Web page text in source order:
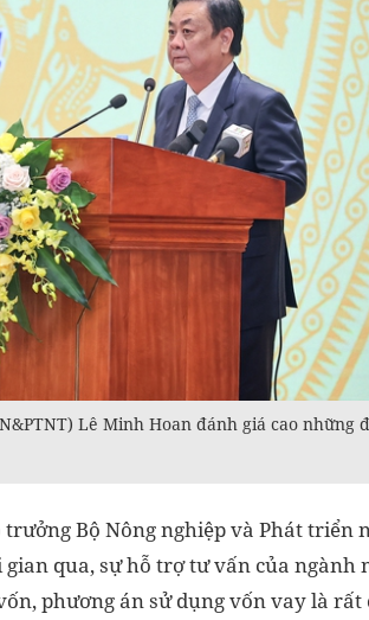
Lê Minh Hoan đánh giá cao những
Bộ Nông nghiệp và Phát triển
qua, sự hỗ trợ tư vấn của ngành
phương án sử dụng vốn vay là rất